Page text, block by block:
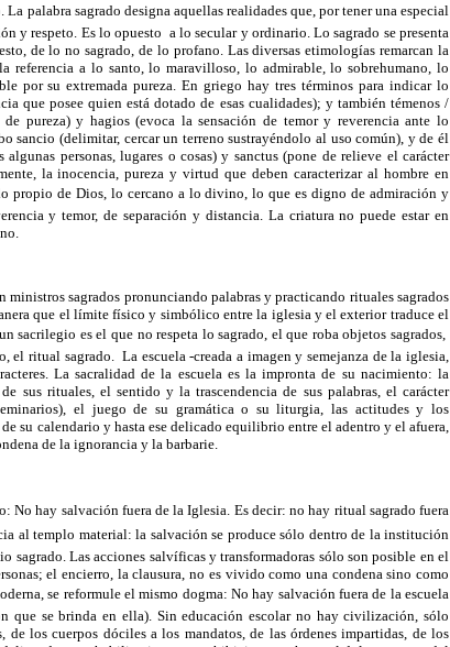
palabra sagrado designa aquellas realidades que, por tener una especial
y respeto. Es lo opuesto a lo secular y ordinario. Lo sagrado se presenta
de lo no sagrado, de lo profano. Las diversas etimologías remarcan la
referencia a lo santo, lo maravilloso, lo admirable, lo sobrehumano, lo
por su extremada pureza. En griego hay tres términos para indicar lo
que posee quien está dotado de esas cualidades); y también témenos /
pureza) y hagios (evoca la sensación de temor y reverencia ante lo
(delimitar, cercar un terreno sustrayéndolo al uso común), y de él
personas, lugares o cosas) y sanctus (pone de relieve el carácter
la inocencia, pureza y virtud que deben caracterizar al hombre en
propio de Dios, lo cercano a lo divino, lo que es digno de admiración y
y temor, de separación y distancia. La criatura no puede estar en
sagrados pronunciando palabras y practicando rituales sagrados
que el límite físico y simbólico entre la iglesia y el exterior traduce el
es el que no respeta lo sagrado, el que roba objetos sagrados,
ritual sagrado. La escuela -creada a imagen y semejanza de la iglesia,
La sacralidad de la escuela es la impronta de su nacimiento: la
sus rituales, el sentido y la trascendencia de sus palabras, el carácter
el juego de su gramática o su liturgia, las actitudes y los
su calendario y hasta ese delicado equilibrio entre el adentro y el afuera,
de la ignorancia y la barbarie.
hay salvación fuera de la Iglesia. Es decir: no hay ritual sagrado fuera
al templo material: la salvación se produce sólo dentro de la institución
sagrado. Las acciones salvíficas y transformadoras sólo son posible en el
el encierro, la clausura, no es vivido como una condena sino como
se reformule el mismo dogma: No hay salvación fuera de la escuela
que se brinda en ella). Sin educación escolar no hay civilización, sólo
los cuerpos dóciles a los mandatos, de las órdenes impartidas, de los